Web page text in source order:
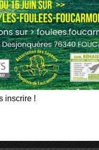
inscrire !